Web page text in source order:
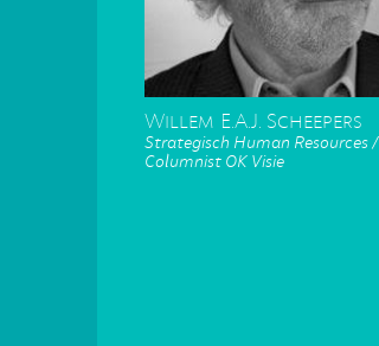
Willem E.A.J. Scheepers
Strategisch Human Resources /
Columnist OK Visie